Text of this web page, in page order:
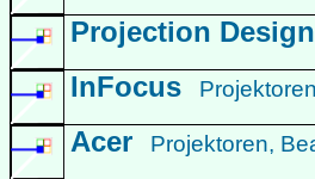
Projection Design
InFocus
Acer Projektoren,